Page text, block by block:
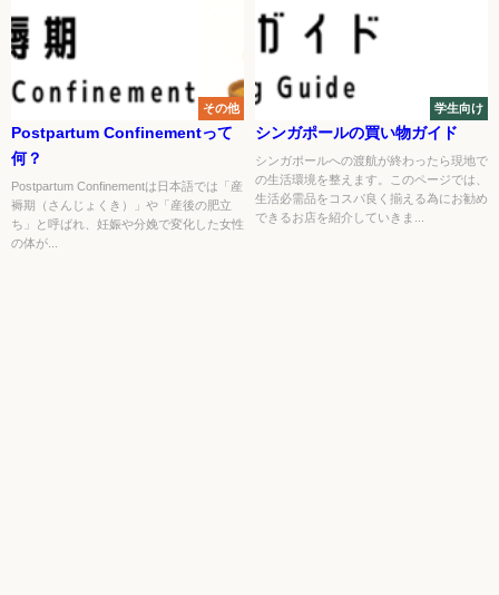
その他
Postpartum Confinementって
何？
Postpartum Confinementは日本語では「産
褥期（さんじょくき）」や「産後の肥立
ち」と呼ばれ、妊娠や分娩で変化した女性
の体が...
学生向け
シンガポールの買い物ガイド
シンガポールへの渡航が終わったら現地で
の生活環境を整えます。このページでは、
生活必需品をコスパ良く揃える為にお勧め
できるお店を紹介していきま...